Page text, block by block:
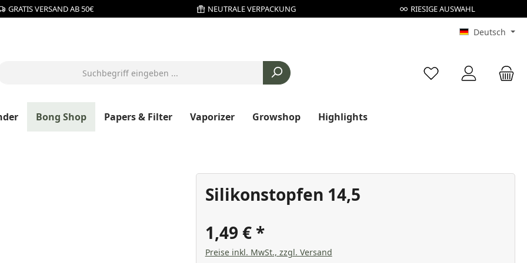
GRATIS VERSAND AB 50€ NEUTRALE VERPACKUNG RIESIGE AUSWAHL
Deutsch
Du hast 0 Produkte
Bong Shop Papers & Filter Vaporizer Growshop Highlights
Silikonstopfen 14,5
1,49 €
Preise inkl. MwSt., zzgl. Versand